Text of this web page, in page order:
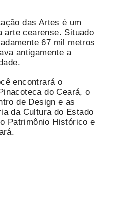
das Artes é um
arte cearense. Situado
67 mil metros
antigamente a
encontrará o
do Ceará, o
de Design e as
da Cultura do Estado
Patrimônio Histórico e